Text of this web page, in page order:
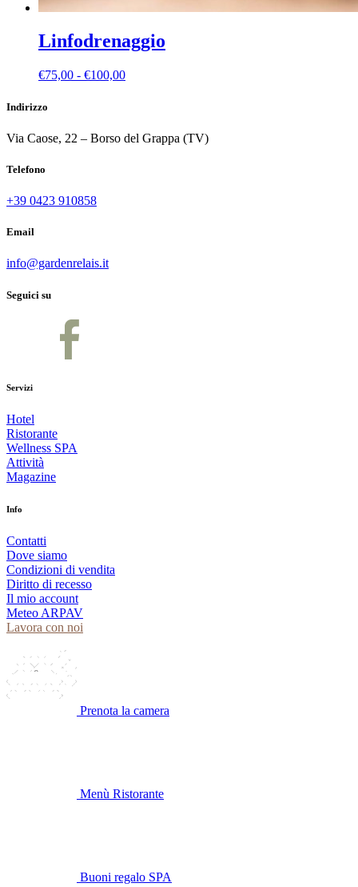
Linfodrenaggio
€75,00 - €100,00Fascia
€75,00
a
Indirizzo
Via Caose, 22 – Borso del Grappa (TV)
Telefono
+39 0423 910858
Email
info@gardenrelais.it
Seguici su
Servizi
Hotel
Ristorante
Wellness SPA
Attività
Magazine
Info
Contatti
Dove siamo
Condizioni di vendita
Diritto di recesso
Il mio account
Meteo ARPAV
Lavora con noi
Prenota la camera
Menù Ristorante
Buoni regalo SPA